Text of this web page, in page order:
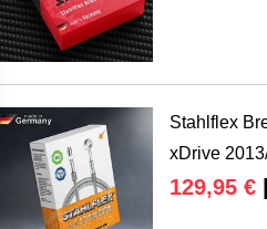
Stahlflex
xDrive
129,95 €|